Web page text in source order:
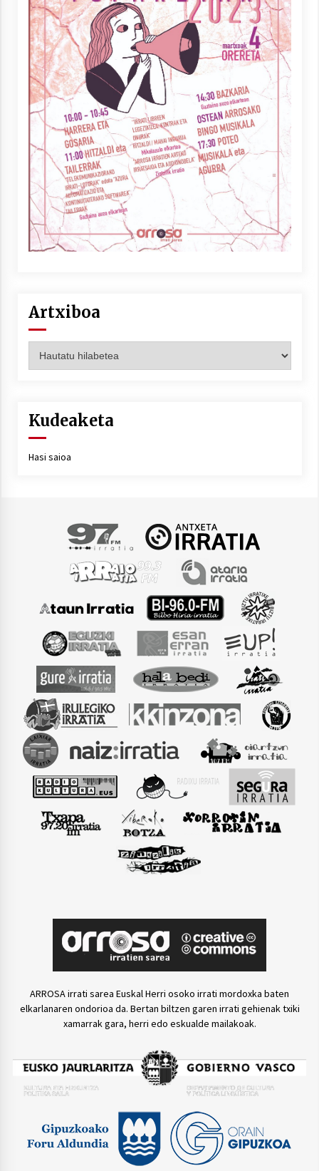
Artxiboa
Kudeaketa
Hasi saioa
ARROSA irrati sarea Euskal Herri osoko irrati mordoxka baten
elkarlanaren ondorioa da. Bertan biltzen garen irrati gehienak txiki
xamarrak gara, herri edo eskualde mailakoak.